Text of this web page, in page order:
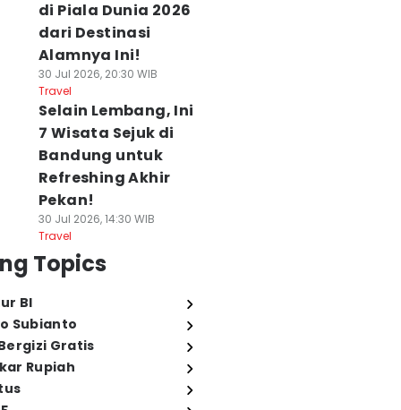
di Piala Dunia 2026
dari Destinasi
Alamnya Ini!
30 Jul 2026, 20:30 WIB
Travel
Selain Lembang, Ini
7 Wisata Sejuk di
Bandung untuk
Refreshing Akhir
Pekan!
30 Jul 2026, 14:30 WIB
Travel
Topics
BI
Subianto
Gratis
Rupiah